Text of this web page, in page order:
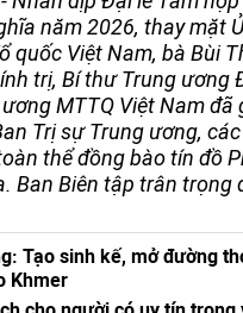
năm 2026, thay mặt
quốc Việt Nam, bà Bùi
trị, Bí thư Trung ương
MTTQ Việt Nam
Trị sự Trung ương,
thể đồng bào tín đồ
Ban Biên tập trân trọng
Tạo sinh kế, mở đường
Khmer